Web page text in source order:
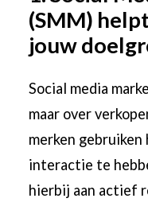
(SMM)
jouw
Social media
maar over
merken
interactie te
hierbij aan actief